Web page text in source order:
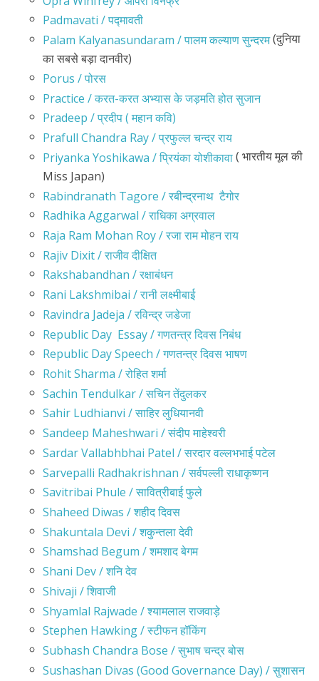
Padmavati / पद्मावती
Palam Kalyanasundaram / पालम कल्याण सुन्दरम(दुनिया
का सबसे बड़ा दानवीर)
Porus / पोरस
Practice / करत-करत अभ्यास के जड़मति होत सुजान
Pradeep / प्रदीप ( महान कवि)
Prafull Chandra Ray / प्रफुल्ल चन्द्र राय
Priyanka Yoshikawa / प्रियंका योशीकावा( भारतीय मूल की
Miss Japan)
Rabindranath Tagore / रबीन्द्रनाथ टैगोर
Radhika Aggarwal / राधिका अग्रवाल
Raja Ram Mohan Roy / रजा राम मोहन राय
Rajiv Dixit / राजीव दीक्षित
Rakshabandhan / रक्षाबंधन
Rani Lakshmibai / रानी लक्ष्मीबाई
Ravindra Jadeja / रविन्द्र जडेजा
Republic Day Essay / गणतन्त्र दिवस निबंध
Republic Day Speech / गणतन्त्र दिवस भाषण
Rohit Sharma / रोहित शर्मा
Sachin Tendulkar / सचिन तेंदुलकर
Sahir Ludhianvi / साहिर लुधियानवी
Sandeep Maheshwari / संदीप माहेश्वरी
Sardar Vallabhbhai Patel / सरदार वल्लभभाई पटेल
Sarvepalli Radhakrishnan / सर्वपल्ली राधाकृष्णन
Savitribai Phule / सावित्रीबाई फुले
Shaheed Diwas / शहीद दिवस
Shakuntala Devi / शकुन्तला देवी
Shamshad Begum / शमशाद बेगम
Shani Dev / शनि देव
Shivaji / शिवाजी
Shyamlal Rajwade / श्यामलाल राजवाड़े
Stephen Hawking / स्टीफन हॉकिंग
Subhash Chandra Bose / सुभाष चन्द्र बोस
Sushashan Divas (Good Governance Day) / सुशासन